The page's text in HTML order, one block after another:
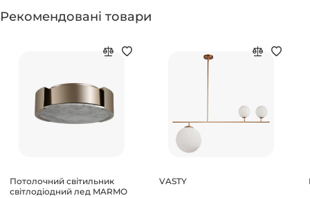
Рекомендовані товари
Потолочний світильник
світлодіодний лед MARMO
VASTY